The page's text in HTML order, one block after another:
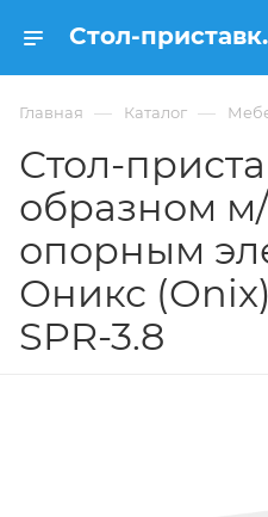
Стол-приставка на О-
Главная — Каталог —
Стол-
образном
опорным
Оникс
SPR-3.8